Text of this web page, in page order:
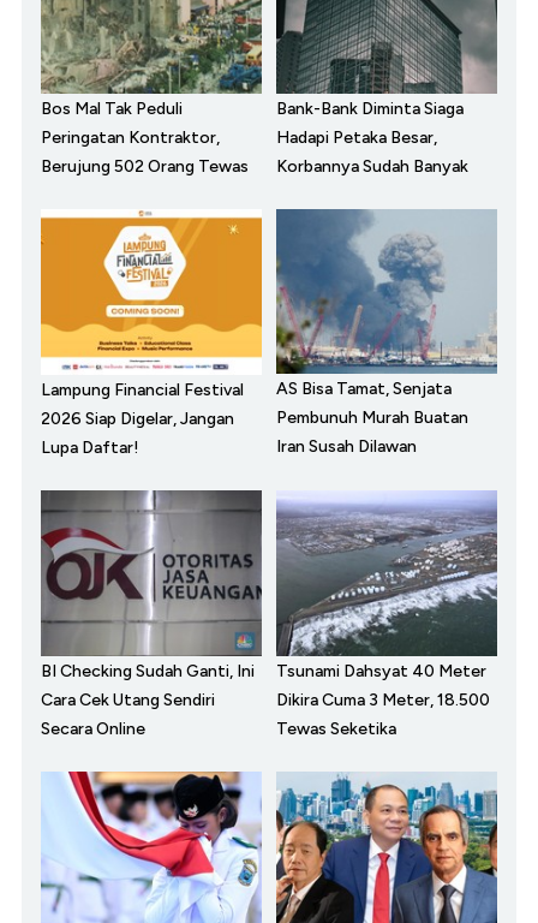
Bos Mal Tak Peduli
Peringatan Kontraktor,
Berujung 502 Orang Tewas
Bank-Bank Diminta Siaga
Hadapi Petaka Besar,
Korbannya Sudah Banyak
Lampung Financial Festival
2026 Siap Digelar, Jangan
Lupa Daftar!
AS Bisa Tamat, Senjata
Pembunuh Murah Buatan
Iran Susah Dilawan
BI Checking Sudah Ganti, Ini
Cara Cek Utang Sendiri
Secara Online
Tsunami Dahsyat 40 Meter
Dikira Cuma 3 Meter, 18.500
Tewas Seketika